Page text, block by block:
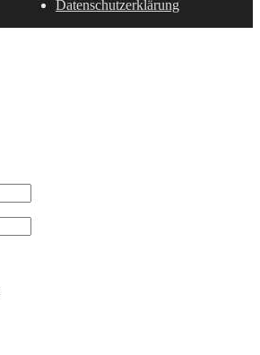
Datenschutzerklärung